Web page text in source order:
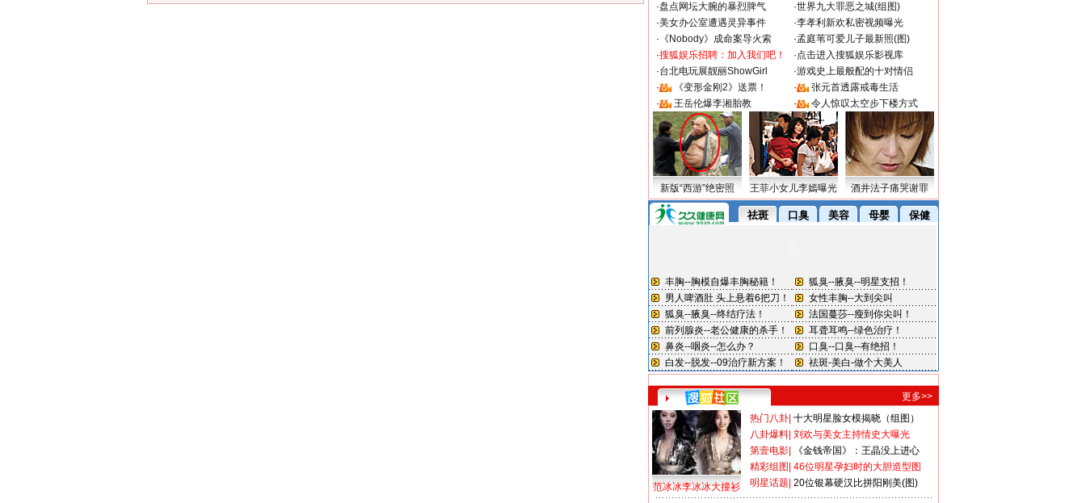
·盘点网坛大腕的暴烈脾气 ·世界九大罪恶之城(组图)
·美女办公室遭遇灵异事件 ·李孝利新欢私密视频曝光
· 《Nobody》成命案导火索 ·孟庭苇可爱儿子最新照(图)
·搜狐娱乐招聘：加入我们吧！ ·点击进入搜狐娱乐影视库
·台北电玩展靓丽ShowGirl ·游戏史上最般配的十对情侣
·
《变形金刚2》送票！ ·
张元首透露戒毒生活
·
王岳伦爆李湘胎教 · 令人惊叹太空步下楼方式
新版“西游”绝密照 王菲小女儿李嫣曝光 酒井法子痛哭谢罪
更多>>
范冰冰李冰冰大撞衫
热门八卦 十大明星脸女模揭晓（组图）
八卦爆料 刘欢与美女主持情史大曝光
第壹电影
《金钱帝国》：王晶没上进心
精彩组图 46位明星孕妇时的大胆造型图
明星话题 20位银幕硬汉比拼阳刚美(图)